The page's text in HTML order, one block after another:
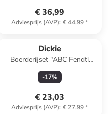
€ 36,99
Adviesprijs (AVP): € 44,99*
Dickie
Boerderijset "ABC Fendti
Farm Life" meerkleurig - vanaf
12 maanden
-17%
€ 23,03
Adviesprijs (AVP): € 27,99*